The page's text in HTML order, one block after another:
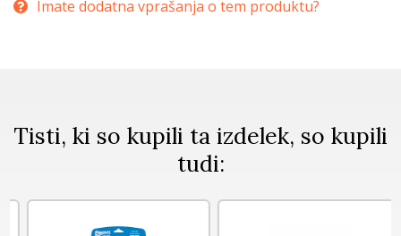
Imate dodatna vprašanja o tem produktu?
Tisti, ki so kupili ta izdelek, so kupili
tudi: